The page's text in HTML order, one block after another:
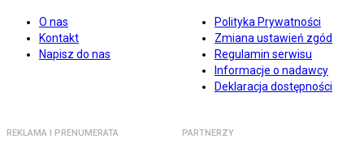
O nas
Kontakt
Napisz do nas
Polityka Prywatności
Zmiana ustawień zgód
Regulamin serwisu
Informacje o nadawcy
Deklaracja dostępności
REKLAMA I PRENUMERATA PARTNERZY